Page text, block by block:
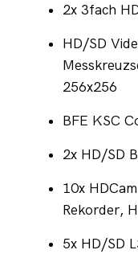
2x 3fach
HD/SD
256x256
BFE KSC
2x HD/SD
10x
Rekorder,
5x HD/SD